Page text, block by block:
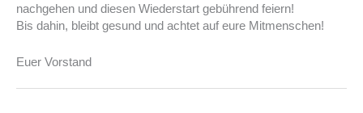
nachgehen und diesen Wiederstart gebührend feiern!
Bis dahin, bleibt gesund und achtet auf eure Mitmenschen!
Euer Vorstand